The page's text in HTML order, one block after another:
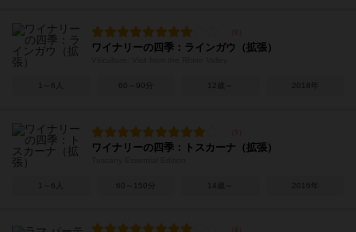
ワイナリーの四季：ラインガウ（拡張）
1～6人 60～90分 12歳～ 2018年
ワイナリーの四季：トスカーナ（拡張）
1～6人 60～150分 14歳～ 2016年